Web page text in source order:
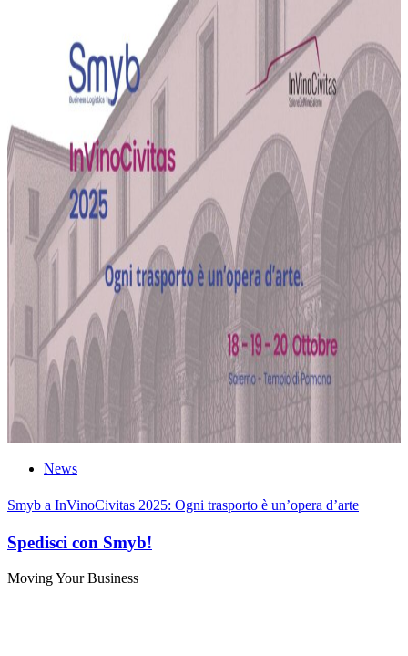
News
Smyb a InVinoCivitas 2025: Ogni trasporto è un’opera d’arte
Spedisci con Smyb!
Moving Your Business